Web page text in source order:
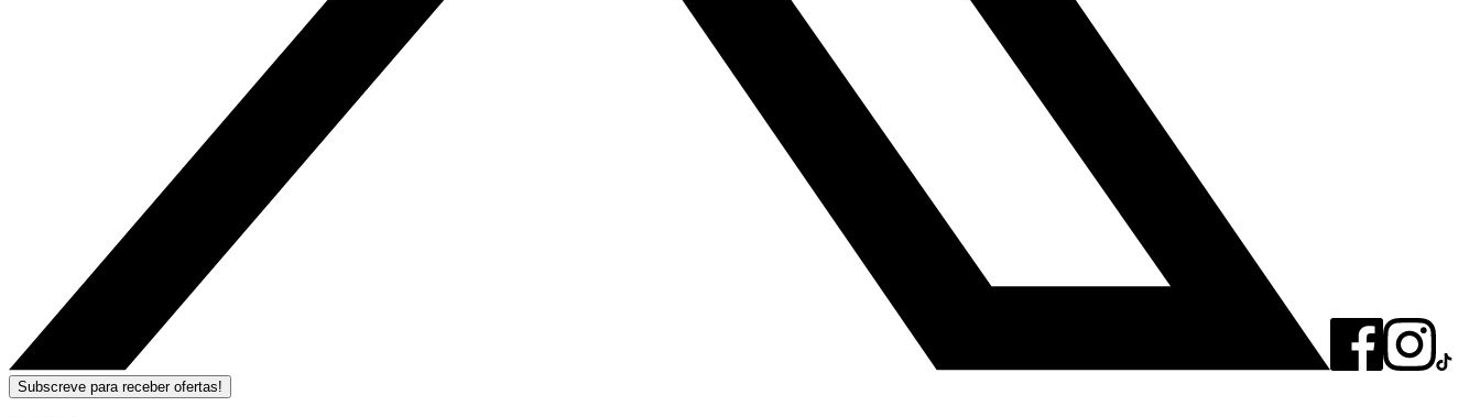
Subscreve para receber ofertas!